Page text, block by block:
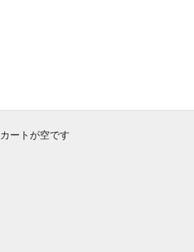
カートが空です
Wear